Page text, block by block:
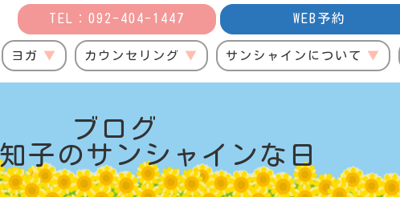
TEL：092-404-1447 WEB予約
ヨガ カウンセリング サンシャインについて
ブログ
子の サンシャインな日